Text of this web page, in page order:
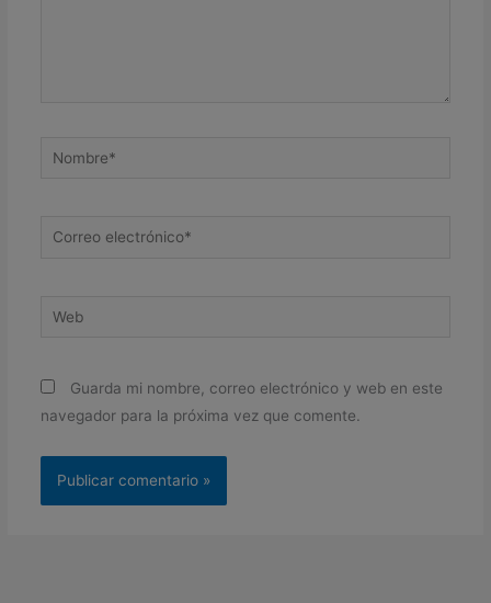
Nombre*
Correo
Web
Guarda mi nombre, correo electrónico y web en este
navegador para la próxima vez que comente.